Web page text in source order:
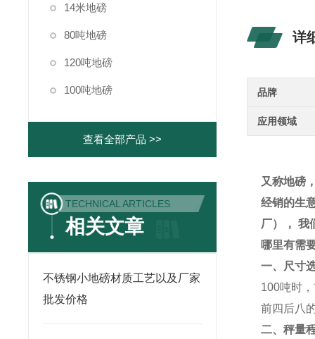
14米地磅
80吨地磅
120吨地磅
100吨地磅
查看全部产品 >>
TECHNICAL ARTICLES
相关文章
不锈钢小地磅材质工艺以及厂家
批发价格
详
品牌
应用领域
又称地磅
经销的生
厂）
，
哪里有需
一、尺寸
100吨时
前四后八
二、秤量